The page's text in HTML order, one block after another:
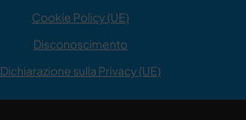
Cookie Policy (UE)
Disconoscimento
Dichiarazione sulla Privacy (UE)